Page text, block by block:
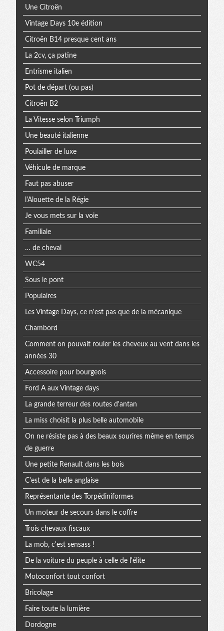
Une Citroën
Vintage Days 10e édition
Citroën B14 presque cent ans
La 2cv, ça patine
Entrisme italien
Pot de départ (ou pas)
Citroën B2
La Vitesse selon Triumph
Une beauté italienne
Poulailler de luxe
Véhicule de marque
Faut pas abuser
l'Alouette de la Régie
Je vous mets sur la voie
Familiale
… de cheval
WC54
Sous le pont
Populaires
Les Vintage Days, ce n'est pas que de la mécanique
Chambord
Comment on pouvait rouler les cheveux au vent dans les
années 30
Accessoire pour bourgeois
Ford A aux Vintage days
La grande terreur des routes d'antan
La miss choisit la plus belle automobile
On ne résiste pas à des beaux sourires même en temps
de guerre
Une petite Renault dans les bois
C'est de la belle anglaise
Représentante des Torpédiniformes
Un moteur de secours dans le coffre
Trois chevaux fiscaux
La mob, c'est sensass !
De la voiture du peuple à celle de l'élite
Motoconfort tout confort
Bricolage
Faire toute la lumière
Dordogne